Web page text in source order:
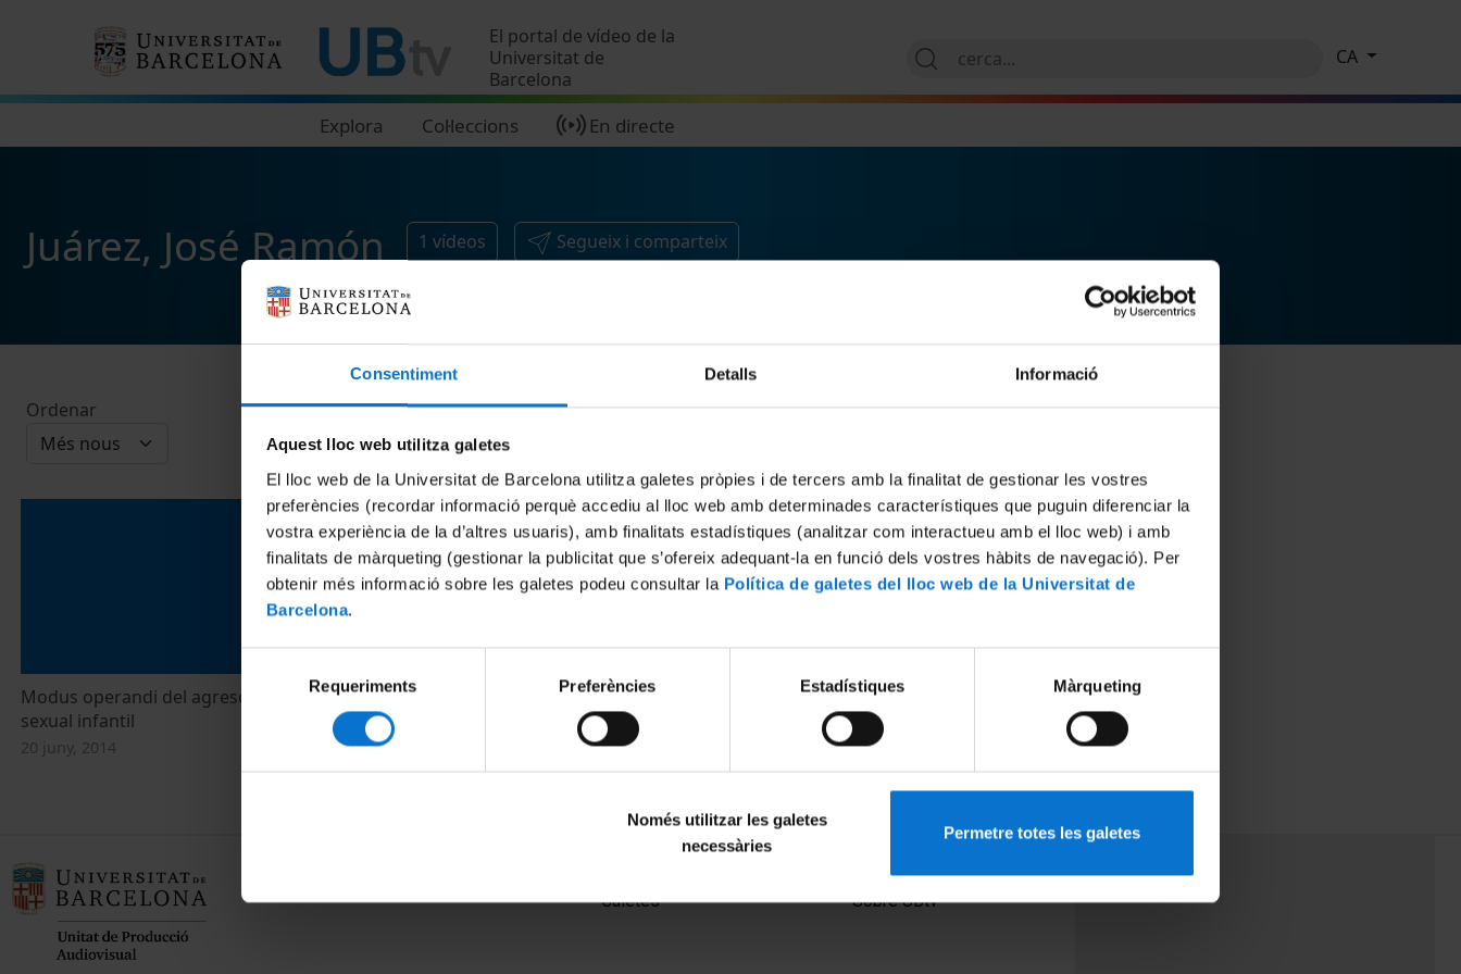
Consentiment Detalls Informació
Aquest lloc web utilitza galetes
El lloc web de la Universitat de Barcelona utilitza galetes pròpies i de tercers amb la finalitat de gestionar les vostres
preferències (recordar informació perquè accediu al lloc web amb determinades característiques que puguin diferenciar la
vostra experiència de la d’altres usuaris), amb finalitats estadístiques (analitzar com interactueu amb el lloc web) i amb
finalitats de màrqueting (gestionar la publicitat que s’ofereix adequant-la en funció dels vostres hàbits de navegació). Per
obtenir més informació sobre les galetes podeu consultar la Política de galetes del lloc web de la Universitat de
Barcelona.
consentiment
Requeriments Preferències Estadístiques Màrqueting
Només utilitzar les galetes
necessàries
Permetre totes les galetes
El portal de vídeo de la
Universitat de
Barcelona
Explora Col·leccions En directe
CA
Juárez, José Ramón 1 vídeos Segueix i comparteix
Ordenar
Modus operandi del agresor en el abuso
sexual infantil
20 juny, 2014
Galetes
Sobre UBtv